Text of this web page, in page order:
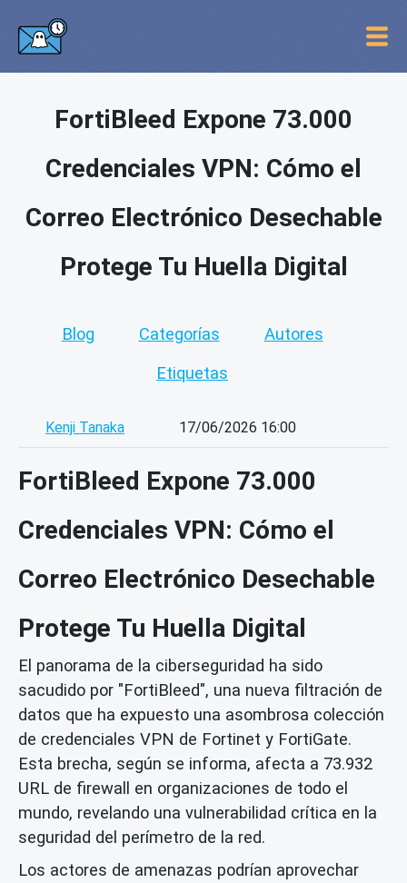
FortiBleed Expone 73.000
Credenciales VPN: Cómo el
Correo Electrónico Desechable
Protege Tu Huella Digital
Blog Categorías Autores
Etiquetas
Kenji Tanaka 17/06/2026 16:00
FortiBleed Expone 73.000
Credenciales VPN: Cómo el
Correo Electrónico Desechable
Protege Tu Huella Digital
El panorama de la ciberseguridad ha sido
sacudido por "FortiBleed", una nueva filtración de
datos que ha expuesto una asombrosa colección
de credenciales VPN de Fortinet y FortiGate.
Esta brecha, según se informa, afecta a 73.932
URL de firewall en organizaciones de todo el
mundo, revelando una vulnerabilidad crítica en la
seguridad del perímetro de la red.
Los actores de amenazas podrían aprovechar